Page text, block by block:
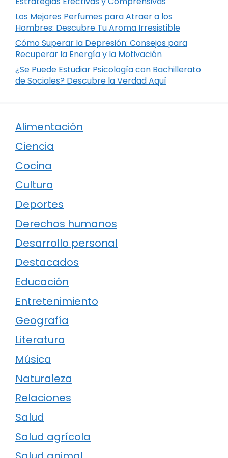
Los Mejores Perfumes para Atraer a los
Hombres: Descubre Tu Aroma Irresistible
Cómo Superar la Depresión: Consejos para
Recuperar la Energía y la Motivación
¿Se Puede Estudiar Psicología con Bachillerato
de Sociales? Descubre la Verdad Aquí
Alimentación
Ciencia
Cocina
Cultura
Deportes
Derechos humanos
Desarrollo personal
Destacados
Educación
Entretenimiento
Geografía
Literatura
Música
Naturaleza
Relaciones
Salud
Salud agrícola